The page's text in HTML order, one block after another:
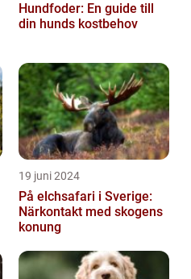
Hundfoder: En guide till
din hunds kostbehov
19 juni 2024
På elchsafari i Sverige:
Närkontakt med skogens
konung